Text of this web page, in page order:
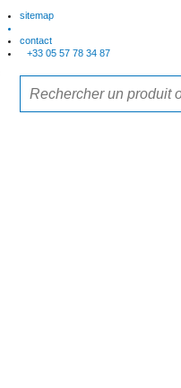
sitemap
contact
+33 05 57 78 34 87